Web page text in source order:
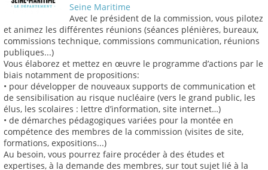
Seine Maritime
Avec le président de la commission, vous pilotez
et animez les différentes réunions (séances plénières, bureaux,
commissions technique, commissions communication, réunions
publiques...)
Vous élaborez et mettez en œuvre le programme d’actions par le
biais notamment de propositions:
• pour développer de nouveaux supports de communication et
de sensibilisation au risque nucléaire (vers le grand public, les
élus, les scolaires : lettre d’information, site internet…)
• de démarches pédagogiques variées pour la montée en
compétence des membres de la commission (visites de site,
formations, expositions...)
Au besoin, vous pourrez faire procéder à des études et
expertises, à la demande des membres, sur tout sujet lié à la